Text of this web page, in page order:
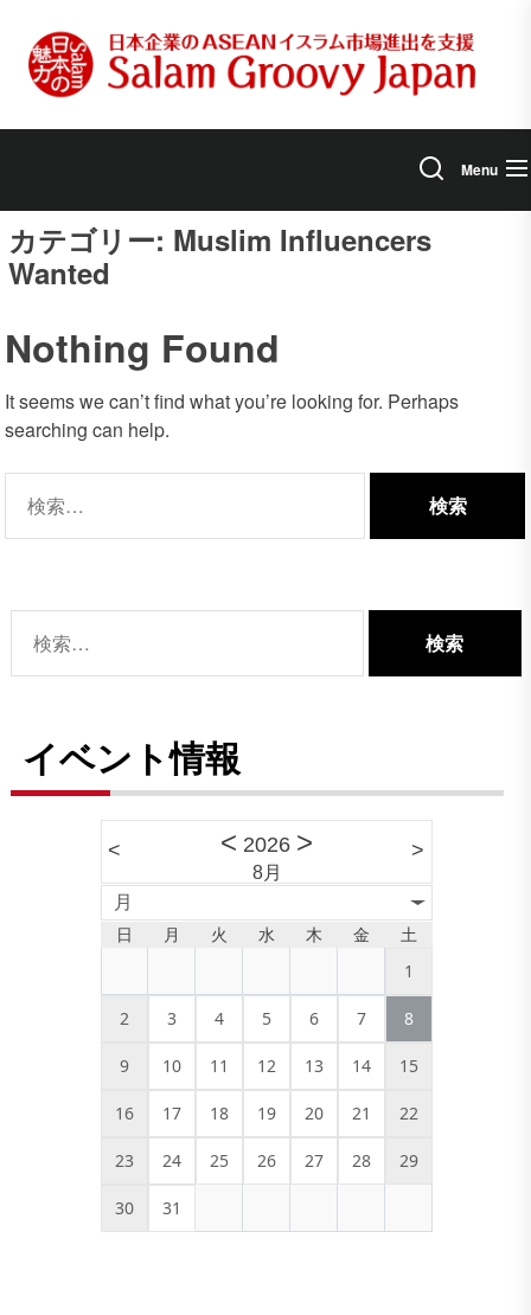
content
Menu
カテゴリー: Muslim Influencers
Wanted
Nothing Found
It seems we can’t find what you’re looking for. Perhaps
searching can help.
索:
索:
イベント情報
< < 2026 >
8月
>
月
日 月 火 水 木 金 土
1
2 3 4 5 6 7 8
9 10 11 12 13 14 15
16 17 18 19 20 21 22
23 24 25 26 27 28 29
30 31